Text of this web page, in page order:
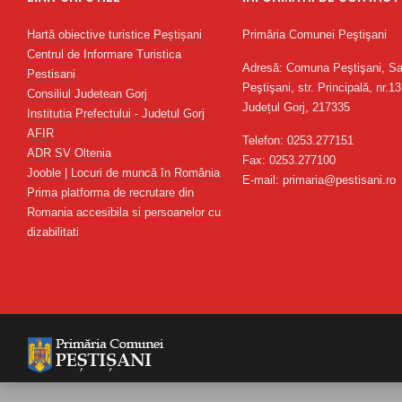
Hartă obiective turistice Peștișani
Centrul de Informare Turistica
Pestisani
Consiliul Judetean Gorj
Institutia Prefectului - Judetul Gorj
AFIR
ADR SV Oltenia
Jooble | Locuri de muncă în România
Prima platforma de recrutare din
Romania accesibila si persoanelor cu
dizabilitati
Primăria Comunei Peştişani
Adresă: Comuna Peştişani,
Peştişani, str. Principală,
Județul Gorj, 217335
Telefon: 0253.277151
Fax: 0253.277100
E-mail: primaria@pestisani.ro